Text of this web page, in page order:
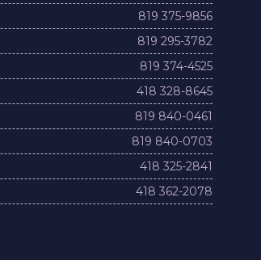
819 375-9856
819 295-3782
819 374-4525
418 328-8645
819 840-0461
819 840-0703
418 325-2841
418 362-2078